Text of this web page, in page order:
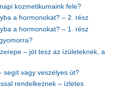
kozmetikumaink fele?
a hormonokat? – 2. rész
a hormonokat? – 1. rész
– jót tesz az ízületeknek, a
segít vagy veszélyes út?
rendelkeznek – ízletes